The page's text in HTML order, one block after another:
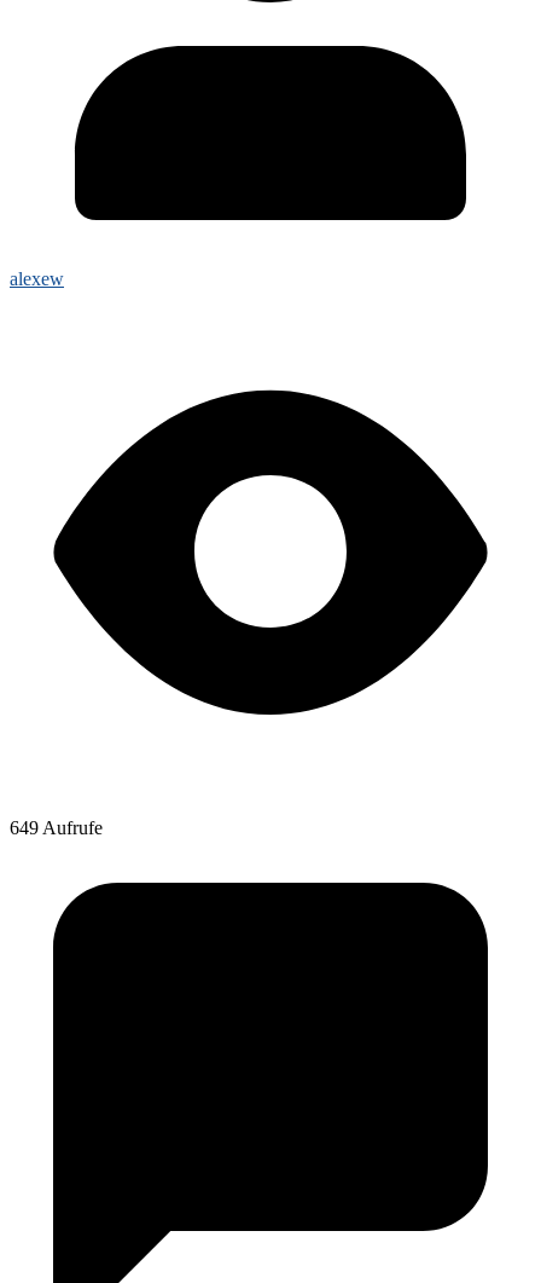
alexew
649 Aufrufe